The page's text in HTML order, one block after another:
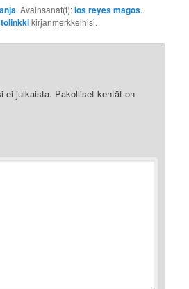
. Avainsanat(t):los reyes magos.
kirjanmerkkeihisi.
ei julkaista. Pakolliset kentät on